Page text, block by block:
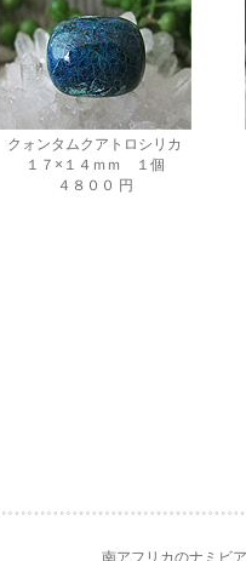
クォンタムクアトロシリカ
１７×１４ｍｍ １個
４８００ 円
南アフリカのナミビ